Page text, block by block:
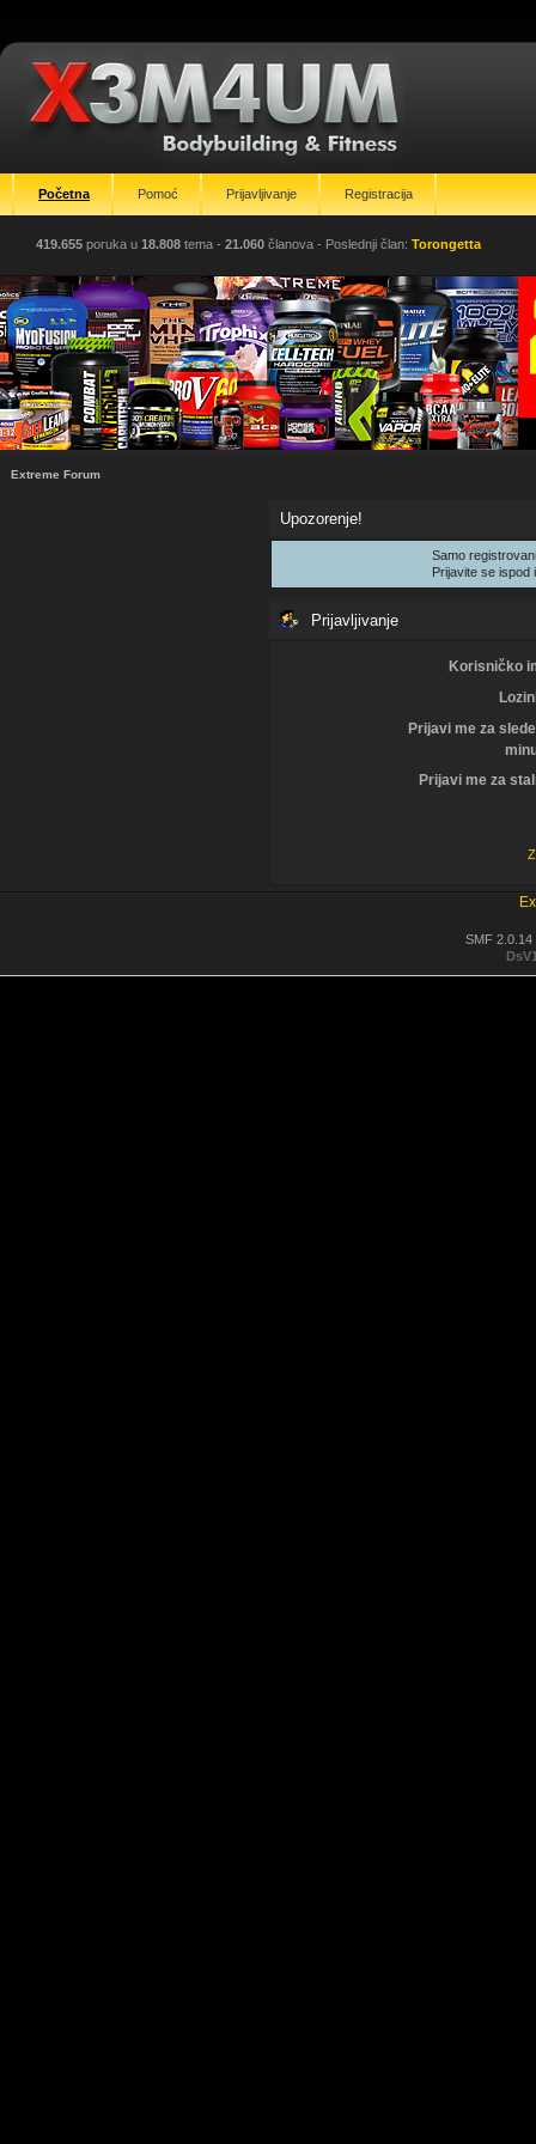
Početna Pomoć Prijavljivanje Registracija
419.655 poruka u 18.808 tema - 21.060 članova - Poslednji član: Torongetta
Extreme Forum
Upozorenje!
Samo
Prijavite se ispod
Prijavljivanje
Korisničko
Prijavi me za
Prijavi me za
SMF 2.0.14